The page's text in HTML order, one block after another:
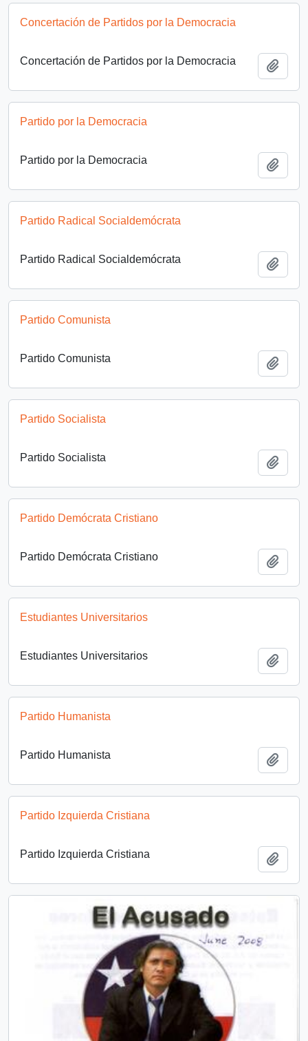
Concertación de Partidos por la Democracia
Concertación de Partidos por la Democracia
Partido por la Democracia
Partido por la Democracia
Partido Radical Socialdemócrata
Partido Radical Socialdemócrata
Partido Comunista
Partido Comunista
Partido Socialista
Partido Socialista
Partido Demócrata Cristiano
Partido Demócrata Cristiano
Estudiantes Universitarios
Estudiantes Universitarios
Partido Humanista
Partido Humanista
Partido Izquierda Cristiana
Partido Izquierda Cristiana